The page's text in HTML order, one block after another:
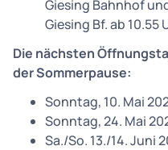
Giesing Bahnhof
Giesing Bf. ab 10.55
Die nächsten
der Sommerpause:
Sonntag, 10. Mai
Sonntag, 24. Mai
Sa./So. 13./14. Juni